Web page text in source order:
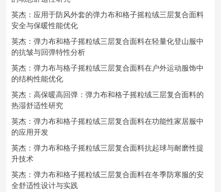
英杰：应用于防风外套的弹力布和格子摇粒绒三层复合面料
安全与保暖性能优化
英杰：弹力布和格子摇粒绒三层复合面料在轻量化登山服中
的抗皱与回弹特性分析
英杰：弹力布与格子摇粒绒三层复合面料在户外运动服饰中
的结构性能优化
英杰：高保暖高回弹：弹力布和格子摇粒绒三层复合面料的
热湿舒适性研究
英杰：弹力布和格子摇粒绒三层复合面料在功能性家居服中
的应用开发
英杰：弹力布和格子摇粒绒三层复合面料抗起球与耐磨性提
升技术
英杰：弹力布和格子摇粒绒三层复合面料在冬季防寒服的安
全舒适性设计与实践